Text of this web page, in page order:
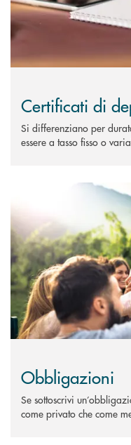
Certificati di
Si differenziano per
essere a tasso fisso o
Scopri di più Obbligazioni
Obbligazioni
Se sottoscrivi
come privato che come